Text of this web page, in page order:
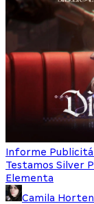
Informe
Testamos Silver
Elementa
Camila